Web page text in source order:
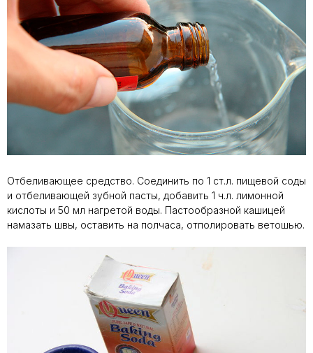
Отбеливающее средство. Соединить по 1 ст.л. пищевой соды
и отбеливающей зубной пасты, добавить 1 ч.л. лимонной
кислоты и 50 мл нагретой воды. Пастообразной кашицей
намазать швы, оставить на полчаса, отполировать ветошью.